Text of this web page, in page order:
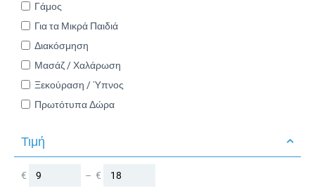
Γάμος
Για τα Μικρά Παιδιά
Διακόσμηση
Μασάζ / Χαλάρωση
Ξεκούραση / Ύπνος
Πρωτότυπα Δώρα
Τιμή
€ – €